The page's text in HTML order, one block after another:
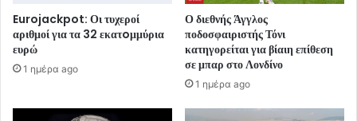
Eurojackpot: Οι τυχεροί
αριθμοί για τα 32 εκατoμμύρια
ευρώ
1 ημέρα ago
Ο διεθνής Άγγλος
ποδοσφαιριστής Τόνι
κατηγορείται για βίαιη επίθεση
σε μπαρ στο Λονδίνο
1 ημέρα ago